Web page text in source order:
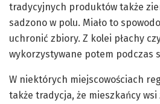
tradycyjnych produktów także
sadzono w polu. Miało to
uchronić zbiory. Z kolei płachy
wykorzystywane potem podczas
W niektórych miejscowościach
także tradycja, że mieszkańcy